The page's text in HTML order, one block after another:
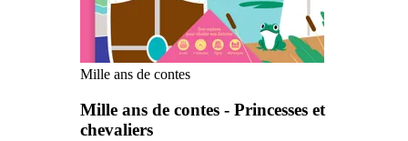
Mille ans de contes
Mille ans de contes - Princesses et
chevaliers